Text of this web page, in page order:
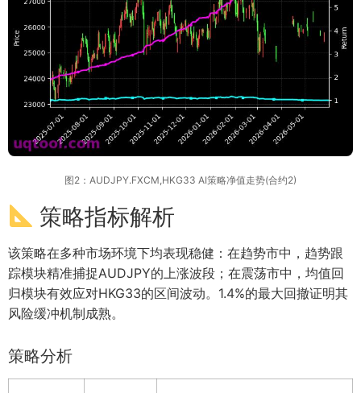
图2：AUDJPY.FXCM,HKG33 AI策略净值走势(合约2)
策略指标解析
该策略在多种市场环境下均表现稳健：在趋势市中，趋势跟
踪模块精准捕捉AUDJPY的上涨波段；在震荡市中，均值回
归模块有效应对HKG33的区间波动。1.4%的最大回撤证明其
风险缓冲机制成熟。
策略分析